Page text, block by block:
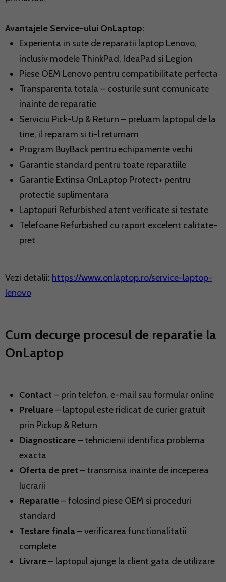
Avantajele Service-ului OnLaptop:
Experienta in sute de reparatii laptop Lenovo,
inclusiv modele ThinkPad, IdeaPad si Legion
Piese OEM Lenovo pentru compatibilitate perfecta
Transparenta totala – costurile sunt comunicate
inainte de reparatie
Serviciu Pick-Up & Return – preluam laptopul de la
tine, il reparam si ti-l returnam
Program BuyBack pentru echipamente vechi
Garantie standard pentru toate reparatiile
Garantie Extinsa OnLaptop Protect+ pentru
protectie suplimentara
Laptopuri Refurbished atent verificate si testate
Telefoane Refurbished cu raport excelent calitate-
pret
Vezi detalii: https://www.onlaptop.ro/service-laptop-
lenovo
Cum decurge procesul de reparatie la
OnLaptop
Contact – prin telefon, e-mail sau formular online
Preluare– laptopul este ridicat de curier gratuit
prin Pickup & Return
Diagnosticare– tehnicienii identifica problema
exacta
Oferta de pret – transmisa inainte de inceperea
lucrarii
Reparatie– folosind piese OEM si proceduri
standard
Testare finala – verificarea functionalitatii
complete
Livrare– laptopul ajunge la client gata de utilizare